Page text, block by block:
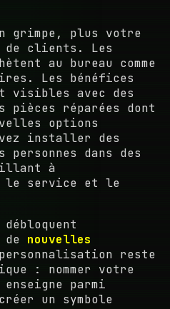
grimpe, plus votre
de clients. Les
au bureau comme
Les bénéfices
visibles avec des
pièces réparées dont
options
installer des
dans des
à
service et le
de nouvelles
reste
: nommer votre
parmi
un symbole